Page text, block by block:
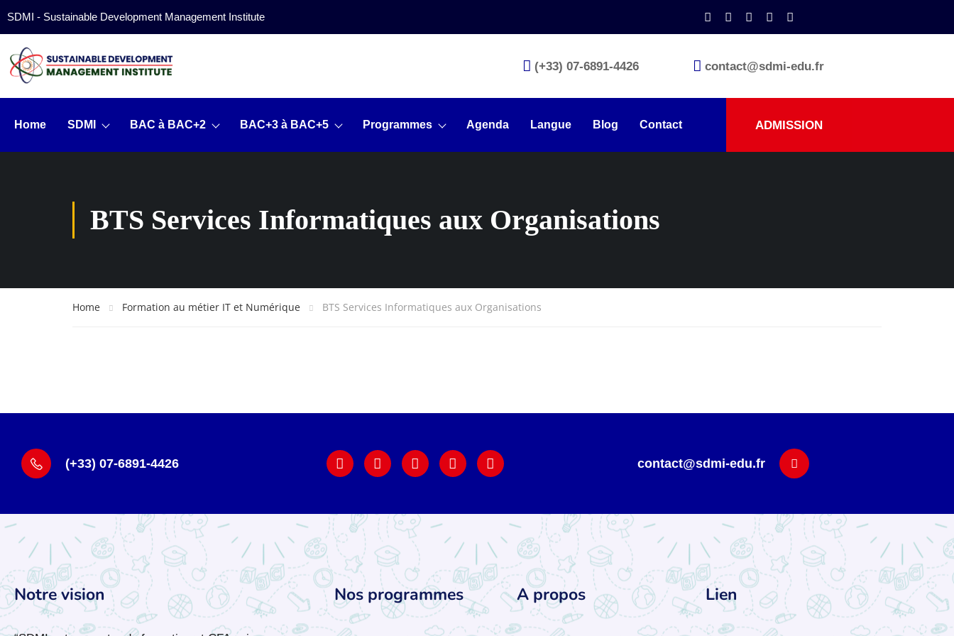
SDMI - Sustainable Development Management Institute
(+33) 07-6891-4426 contact@sdmi-edu.fr
Home SDMI BAC à BAC+2 BAC+3 à BAC+5 Programmes Agenda Langue Blog Contact ADMISSION
BTS Services Informatiques aux Organisations
Home Formation au métier IT et Numérique BTS Services Informatiques aux Organisations
(+33) 07-6891-4426 contact@sdmi-edu.fr
Notre vision Nos programmes A propos Lien